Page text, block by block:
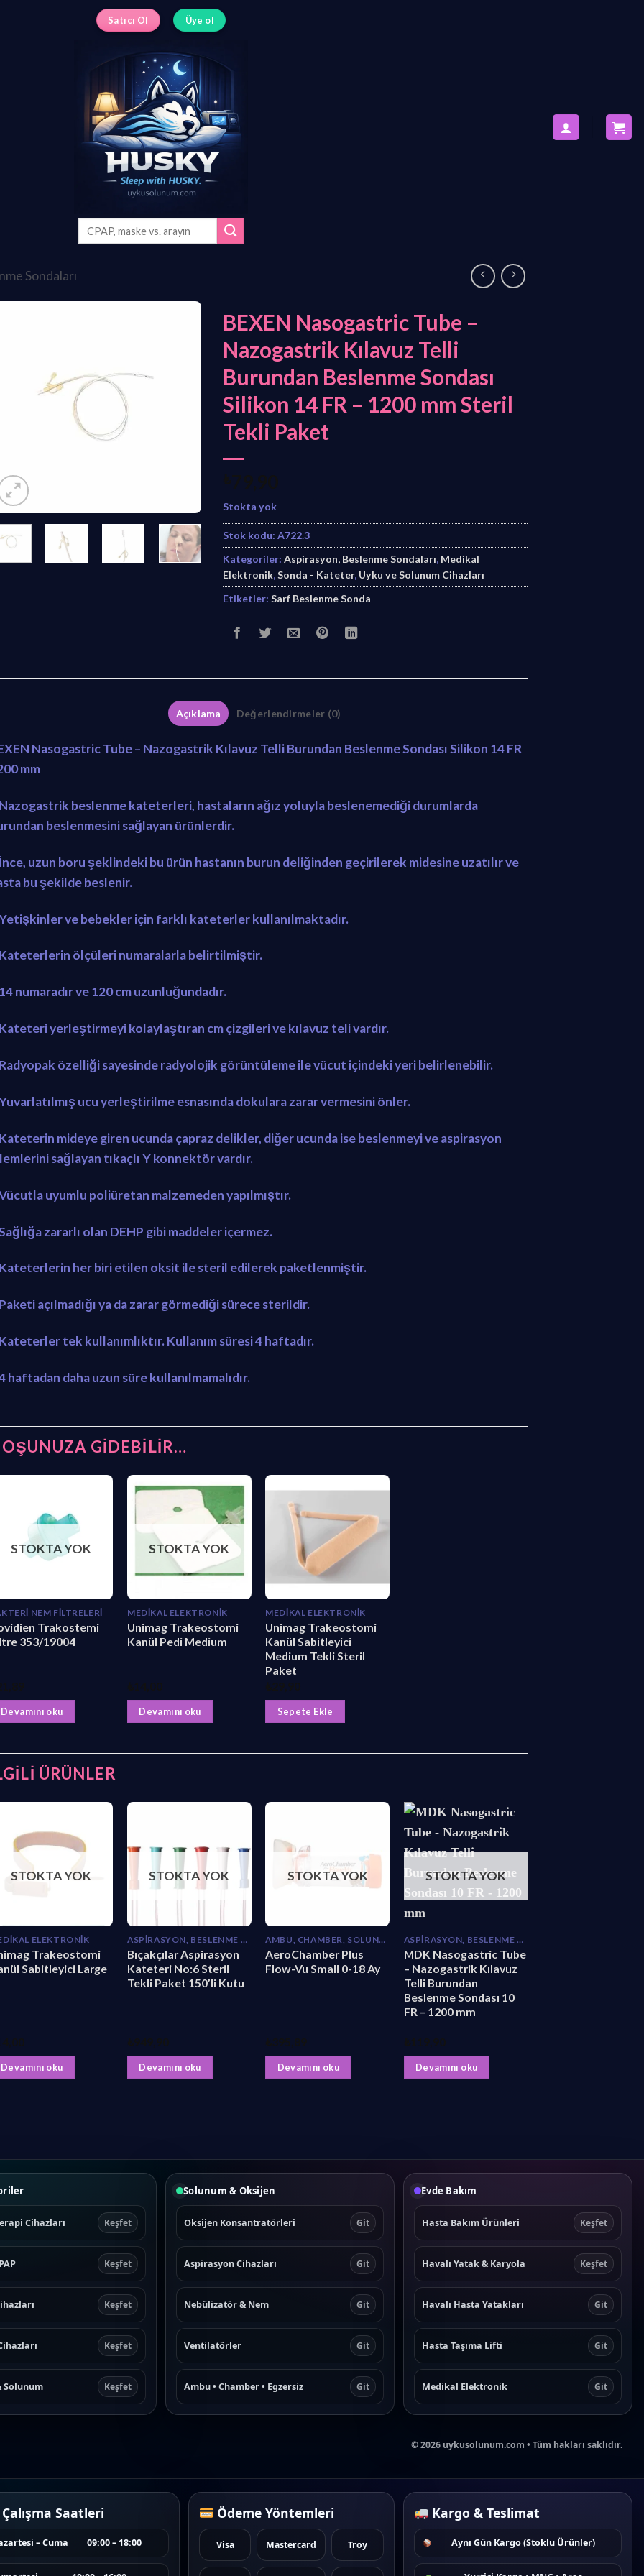
Satıcı Ol Üye ol
Sondaları
BEXEN Nasogastric Tube –
Nazogastrik Kılavuz Telli
Burundan Beslenme Sondası
Silikon 14 FR – 1200 mm Steril
Tekli Paket
Stokta yok
Stok kodu: A722.3
Kategoriler: Aspirasyon, Beslenme Sondaları, Medikal
Elektronik,Sonda - Kateter, Uyku ve Solunum Cihazları
Etiketler: Sarf Beslenme Sonda
Açıklama Değerlendirmeler (0)
Nasogastric Tube – Nazogastrik Kılavuz Telli Burundan Beslenme Sondası Silikon 14 FR
mm
beslenme kateterleri, hastaların ağız yoluyla beslenemediği durumlarda
beslenmesini sağlayan ürünlerdir.
uzun boru şeklindeki bu ürün hastanın burun deliğinden geçirilerek midesine uzatılır ve
bu şekilde beslenir.
ve bebekler için farklı kateterler kullanılmaktadır.
ölçüleri numaralarla belirtilmiştir.
numaradır ve 120 cm uzunluğundadır.
yerleştirmeyi kolaylaştıran cm çizgileri ve kılavuz teli vardır.
özelliği sayesinde radyolojik görüntüleme ile vücut içindeki yeri belirlenebilir.
ucu yerleştirilme esnasında dokulara zarar vermesini önler.
mideye giren ucunda çapraz delikler, diğer ucunda ise beslenmeyi ve aspirasyon
sağlayan tıkaçlı Y konnektör vardır.
uyumlu poliüretan malzemeden yapılmıştır.
zararlı olan DEHP gibi maddeler içermez.
her biri etilen oksit ile steril edilerek paketlenmiştir.
açılmadığı ya da zarar görmediği sürece sterildir.
tek kullanımlıktır. Kullanım süresi 4 haftadır.
haftadan daha uzun süre kullanılmamalıdır.
GIDEBILIR…
STOKTA YOK
NEM FILTRELERI
Trakostemi
353/19004
Devamını oku
STOKTA YOK
MEDIKAL ELEKTRONIK
Unimag Trakeostomi
Kanül Pedi Medium
Devamını oku
MEDIKAL ELEKTRONIK
Unimag Trakeostomi
Kanül Sabitleyici
Medium Tekli Steril
Paket
Sepete Ekle
ÜRÜNLER
STOKTA YOK
ELEKTRONIK
Trakeostomi
Sabitleyici Large
Devamını oku
STOKTA YOK
ASPIRASYON, BESLENME SONDALARI
Bıçakçılar Aspirasyon
Kateteri No:6 Steril
Tekli Paket 150’li Kutu
Devamını oku
STOKTA YOK
AMBU, CHAMBER, SOLUNUM EGZERSIZ
AeroChamber Plus
Flow-Vu Small 0-18 Ay
Devamını oku
STOKTA YOK
ASPIRASYON, BESLENME SONDALARI
MDK Nasogastric Tube
– Nazogastrik Kılavuz
Telli Burundan
Beslenme Sondası 10
FR – 1200 mm
Devamını oku
Cihazları Keşfet
Keşfet
Keşfet
Keşfet
Solunum Keşfet
Solunum & Oksijen
Oksijen Konsantratörleri Git
Aspirasyon Cihazları Git
Nebülizatör & Nem Git
Ventilatörler Git
Ambu • Chamber • Egzersiz Git
Evde Bakım
Hasta Bakım Ürünleri Keşfet
Havalı Yatak & Karyola Keşfet
Havalı Hasta Yatakları Git
Hasta Taşıma Lifti Git
Medikal Elektronik Git
©2026 uykusolunum.com • Tüm hakları saklıdır.
Çalışma Saatleri
– Cuma 09:00 – 18:00
Ödeme Yöntemleri
Visa Mastercard Troy
Kargo & Teslimat
Aynı Gün Kargo (Stoklu Ürünler)